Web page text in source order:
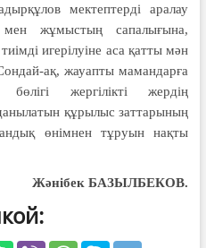
мектептерді аралау
жұмыстың сапалығына,
игерілуіне аса қатты мән
ақ, жауапты мамандарға
жергілікті жердің
құрылыс заттарының
өнімнен тұруын нақты
Жәнібек БАЗЫЛБЕКОВ.